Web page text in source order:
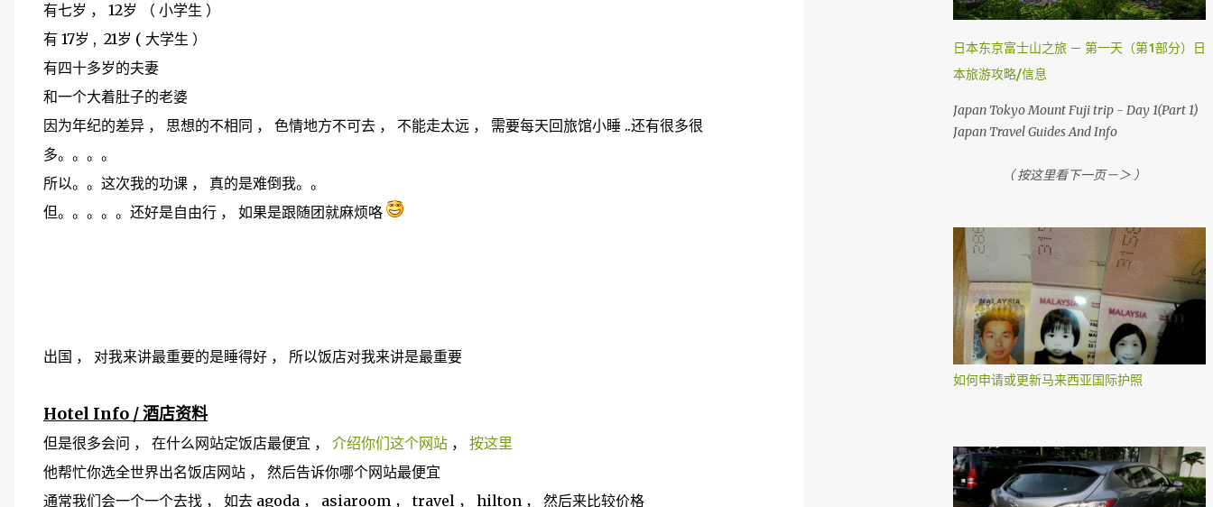
有七岁 ， 12岁 （ 小学生 ）
有 17岁 , 21岁 ( 大学生 ）
有四十多岁的夫妻
和一个大着肚子的老婆
因为年纪的差异 ， 思想的不相同 ， 色情地方不可去 ， 不能走太远 ， 需要每天回旅馆小睡 ..还有很多很
多。。。。
所以。。这次我的功课 ， 真的是难倒我。。
但。。。。。还好是自由行 ， 如果是跟随团就麻烦咯
出国 ， 对我来讲最重要的是睡得好 ， 所以饭店对我来讲是最重要
Hotel Info / 酒店资料
但是很多会问 ， 在什么网站定饭店最便宜 ， 介绍你们这个网站 ， 按这里
他帮忙你选全世界出名饭店网站 ， 然后告诉你哪个网站最便宜
通常我们会一个一个去找 ， 如去 agoda ， asiaroom ， travel ， hilton ， 然后来比较价格
国内航班如吉隆坡，古晋，哥打京那巴鲁，柔
佛，槟城等等前，在1个小时前还可以网上办
理登机手续。 （ Airasia 会任何时刻会有变动
， 请上网检查 ） 首先，去 亚洲航空网站 。
然后你会看到 Web Check in ， 按它
日本东京富士山之旅 － 第一天（第1部分）日
本旅游攻略/信息
Japan Tokyo Mount Fuji trip - Day 1(Part 1)
Japan Travel Guides And Info
（ 按这里看下一页－＞ ）
如何申请或更新马来西亚国际护照